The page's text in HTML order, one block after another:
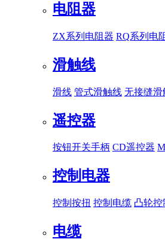
电阻器
ZX系列电阻器 RQ系列电
滑触线
滑线 管式滑触线 无接缝滑
遥控器
按钮开关手柄 CD遥控器
控制电器
控制按扭 控制电缆 凸轮控
电缆